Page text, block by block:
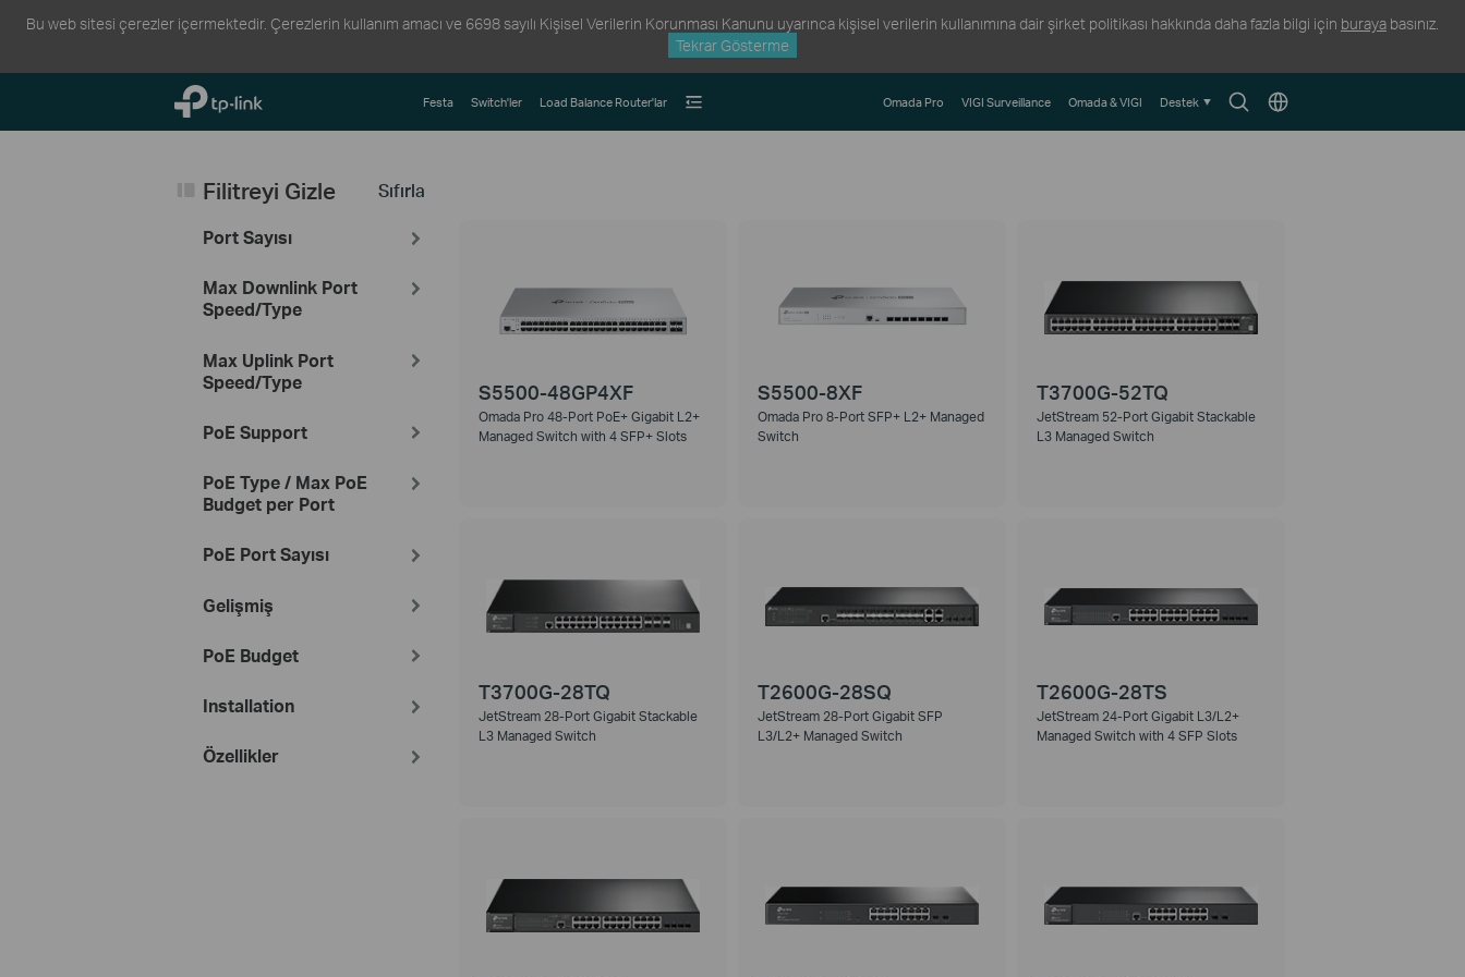
Bu web sitesi çerezler içermektedir. Çerezlerin kullanım amacı ve 6698 sayılı Kişisel Verilerin Korunması Kanunu uyarınca kişisel verilerin kullanımına dair şirket politikası hakkında daha fazla bilgi için buraya basınız.
Tekrar Gösterme
TP-Link, Reliably Smart
AramaKonum
Festa Switch'ler Load Balance Router'lar Omada Pro VIGI Surveillance Omada & VIGI Destek
Sıfırla
Filitreyi Gizle
Port Sayısı
Max Downlink Port
Speed/Type
Max Uplink Port
Speed/Type
PoE Support
PoE Type / Max PoE
Budget per Port
PoE Port Sayısı
Gelişmiş
PoE Budget
Installation
Özellikler
S5500-48GP4XF
Omada Pro 48-Port PoE+ Gigabit L2+
Managed Switch with 4 SFP+ Slots
S5500-8XF
Omada Pro 8-Port SFP+ L2+ Managed
Switch
T3700G-52TQ
JetStream 52-Port Gigabit Stackable
L3 Managed Switch
T3700G-28TQ
JetStream 28-Port Gigabit Stackable
L3 Managed Switch
T2600G-28SQ
JetStream 28-Port Gigabit SFP
L3/L2+ Managed Switch
T2600G-28TS
JetStream 24-Port Gigabit L3/L2+
Managed Switch with 4 SFP Slots